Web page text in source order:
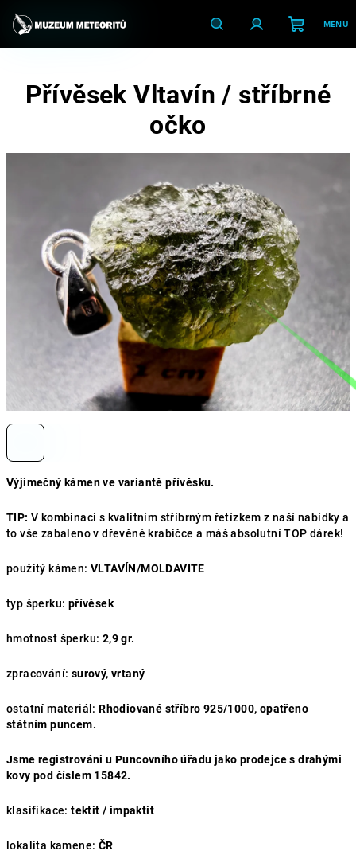
obsah
HledatPřihlášeníNákupní
košík
Výjimečný kámen ve variantě přívěsku.
TIP: V kombinaci s kvalitním stříbrným řetízkem z naší nabídky a
to vše zabaleno v dřevěné krabičce a máš absolutní TOP dárek!
použitý kámen: VLTAVÍN/MOLDAVITE
typ šperku: přívěsek
hmotnost šperku: 2,9 gr.
zpracování: surový, vrtaný
ostatní materiál: Rhodiované stříbro 925/1000, opatřeno
státním puncem.
Jsme registrováni u Puncovního úřadu jako prodejce s drahými
kovy pod číslem 15842.
klasifikace: tektit / impaktit
lokalita kamene: ČR
Přívěsek Vltavín / stříbrné
očko